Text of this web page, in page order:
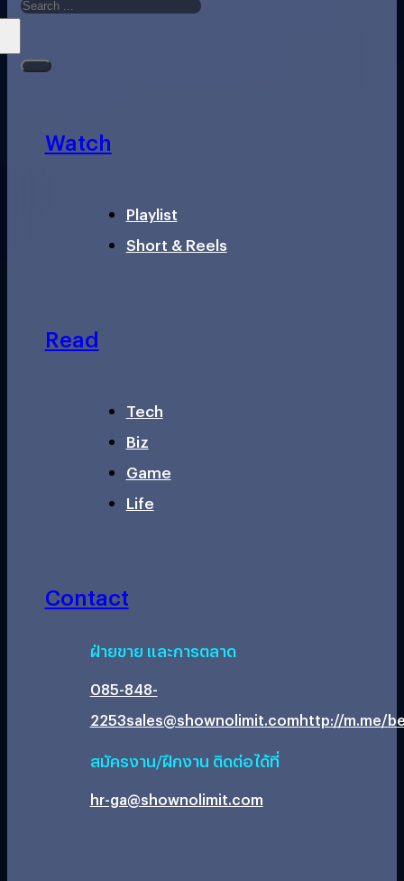
Watch
Playlist
Short & Reels
Read
Tech
Biz
Game
Life
Contact
ฝ่ายขาย และการตลาด
085-848-
2253sales@shownolimit.comhttp://m.me/
สมัครงาน/ฝึกงาน ติดต่อได้ที่
hr-ga@shownolimit.com